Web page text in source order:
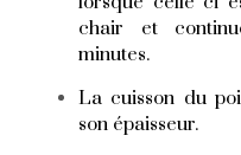
chair et
minutes.
La cuisson du
son épaisseur.